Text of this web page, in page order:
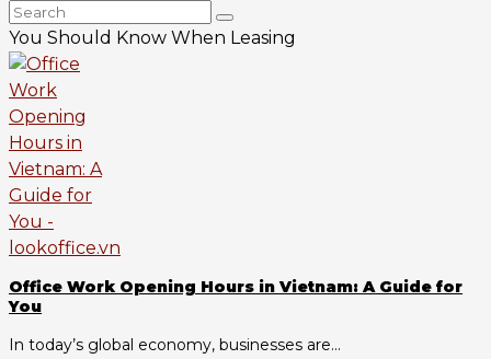
You Should Know When Leasing
Office Work Opening Hours in Vietnam: A Guide for
You
In today’s global economy, businesses are...